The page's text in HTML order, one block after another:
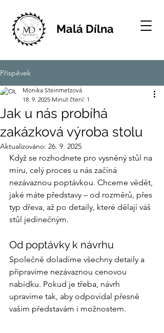
Malá Dílna
Příspěvek
Jak u nás probíhá
zakázková výroba stolu
Monika Steinmetzová
18. 9. 2025 Minut čtení: 1
Aktualizováno: 26. 9. 2025
Když se rozhodnete pro vysněný stůl na
míru, celý proces u nás začíná
nezávaznou poptávkou. Chceme vědět,
jaké máte představy – od rozměrů, přes
typ dřeva, až po detaily, které dělají váš
stůl jedinečným.
Od poptávky k návrhu
Společně doladíme všechny detaily a
připravíme nezávaznou cenovou
nabídku. Pokud je třeba, návrh
upravíme tak, aby odpovídal přesně
vašim představám i možnostem.